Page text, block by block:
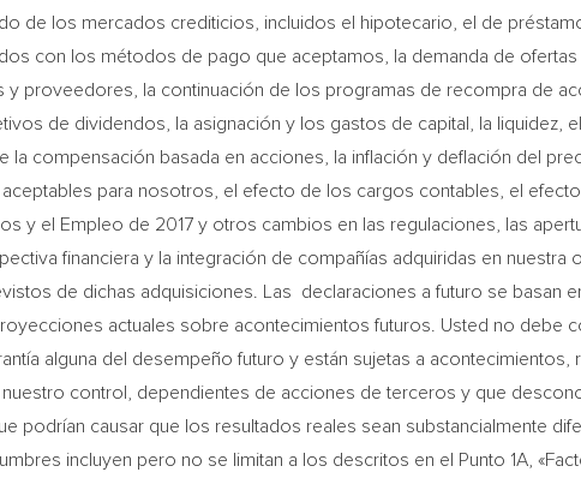
de los mercados crediticios, incluidos el hipotecario, el de
con los métodos de pago que aceptamos, la demanda de
proveedores, la continuación de los programas de recompra de
de dividendos, la asignación y los gastos de capital, la liquidez,
la compensación basada en acciones, la inflación y deflación del
para nosotros, el efecto de los cargos contables, el
y el Empleo de 2017 y otros cambios en las regulaciones, las
financiera y la integración de compañías adquiridas en nuestra
de dichas adquisiciones. Las declaraciones a futuro se basan
actuales sobre acontecimientos futuros. Usted no debe
alguna del desempeño futuro y están sujetas a
control, dependientes de acciones de terceros y que
podrían causar que los resultados reales sean substancialmente
incluyen pero no se limitan a los descritos en el Punto 1A,